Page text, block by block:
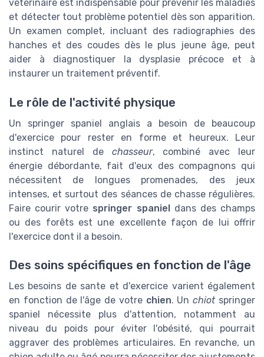
vétérinaire est indispensable pour prévenir les maladies
et détecter tout problème potentiel dès son apparition.
Un examen complet, incluant des radiographies des
hanches et des coudes dès le plus jeune âge, peut
aider à diagnostiquer la dysplasie précoce et à
instaurer un traitement préventif.
Le rôle de l'activité physique
Un springer spaniel anglais a besoin de beaucoup
d'exercice pour rester en forme et heureux. Leur
instinct naturel de chasseur, combiné avec leur
énergie débordante, fait d'eux des compagnons qui
nécessitent de longues promenades, des jeux
intenses, et surtout des séances de chasse régulières.
Faire courir votre springer spanieldans des champs
ou des forêts est une excellente façon de lui offrir
l'exercice dont il a besoin.
Des soins spécifiques en fonction de l'âge
Les besoins de sante et d'exercice varient également
en fonction de l'âge de votre chien. Unchiotspringer
spaniel nécessite plus d'attention, notamment au
niveau du poidspour éviter l'obésité, qui pourrait
aggraver des problèmes articulaires. En revanche, un